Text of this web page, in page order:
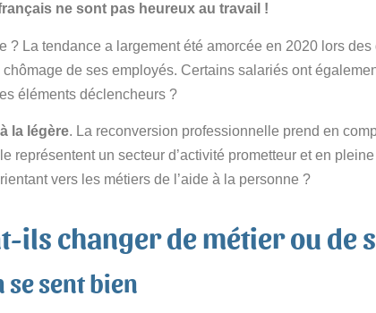
ne sont pas heureux au travail !
? La tendance a largement été amorcée en 2020 lors
de ses employés. Certains salariés ont
éléments déclencheurs ?
la légère. La reconversion professionnelle prend en
représentent un secteur d’activité prometteur et en
vers les métiers de l’aide à la personne ?
ils changer de métier ou de
se sent bien